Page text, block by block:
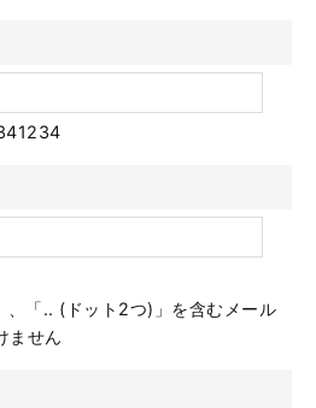
、「.. (ドット2つ)」を含むメール
ません